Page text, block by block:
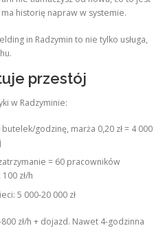
historię napraw w systemie.
in Radzymin to nie tylko usługa,
przestój
w Radzyminie:
godzinę, marża 0,20 zł = 4 000
= 60 pracowników
zł/h
5 000-20 000 zł
zł/h + dojazd. Nawet 4-godzinna